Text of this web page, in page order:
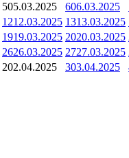
505.03.2025 606.03.2025
1212.03.2025 1313.03.2025
1919.03.2025 2020.03.2025
2626.03.2025 2727.03.2025
202.04.2025 303.04.2025